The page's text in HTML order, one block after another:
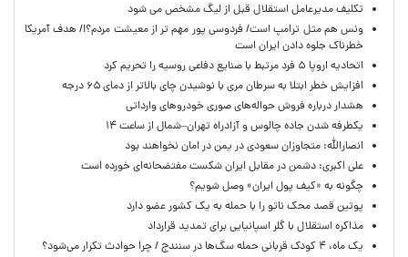
تکلیف مدیرعامل استقلال قبل از لیگ مشخص می شود
ونس هم مثل ترامپ است/ فردوسی پور مهم تر از معیشت مردم؟!/ هدف آمریکا
خطرناک جلوه دادن ایران است
اتحادیه اروپا ۵ فرد مرتبط با صنایع دفاعی روسیه را تحریم کرد
افزایش خطر ابتلا به سرطان مری با نوشیدن چای بالاتر از دمای ۶۵ درجه
هشدار درباره فروش حواله‌های صوری خودروهای وارداتی
یکطرفه شدن جاده چالوس و آزادراه تهران–شمال از ساعت ۱۴
انصارالله: متجاوزان سعودی در یمن در امان نخواهند بود
علی اکبری: دشمن در مقابل ایران شکست مفتضحانه‌ای خورده است
چگونه به «کیف پول ایران» وصل شویم؟
پوتین قصد محک ناتو را با حمله به یک کشور عضو دارد
مذاکره استقلال با گلر اسپانیایی برای تمدید قرارداد
یک ماه، ۴ کودک قربانی حمله سگ‌ها در سنندج / چرا حوادث تکرار می‌شود؟